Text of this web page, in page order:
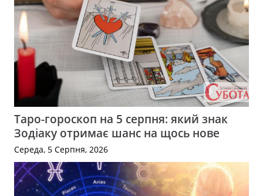
Таро-гороскоп на 5 серпня: який знак
Зодіаку отримає шанс на щось нове
Середа, 5 Серпня, 2026